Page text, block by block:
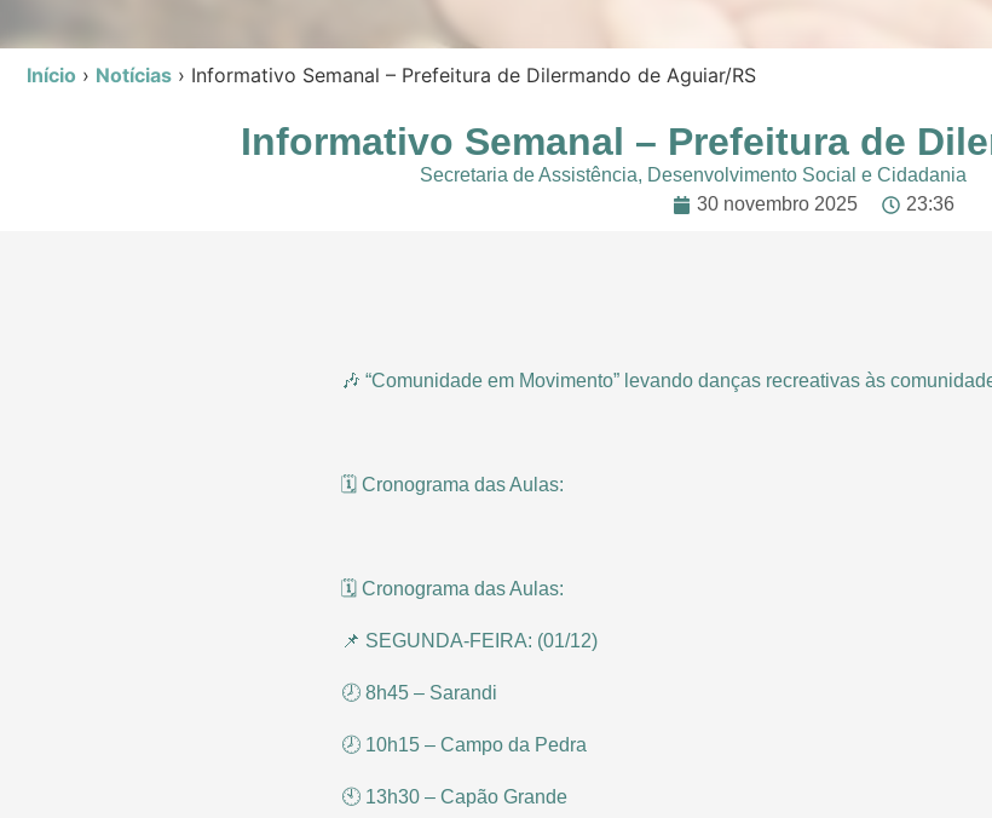
Início › Notícias › Informativo Semanal – Prefeitura de Dilermando de Aguiar/RS
Informativo Semanal – Prefeitura de
Secretaria de Assistência, Desenvolvimento Social e Cidadania
30 novembro 2025
23:36
🎶 “Comunidade em Movimento” levando danças recreativas às
🗓️ Cronograma das Aulas:
🗓️ Cronograma das Aulas:
📌 SEGUNDA-FEIRA: (01/12)
🕗 8h45 – Sarandi
🕗 10h15 – Campo da Pedra
🕙 13h30 – Capão Grande